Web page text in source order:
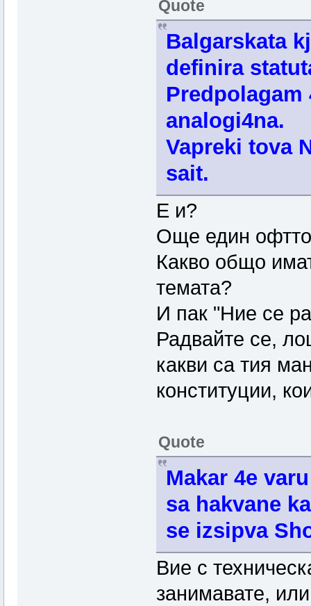
Quote
Balgarskata
definira
analogi4na.
Vapreki tova
sait.
Е и?
Още един
Какво общо
темата?
И пак "Ние се
Радвайте се,
какви са тия
конституции,
Quote
Makar 4e
sa hakvane
se izsipva
Вие с
занимавате,